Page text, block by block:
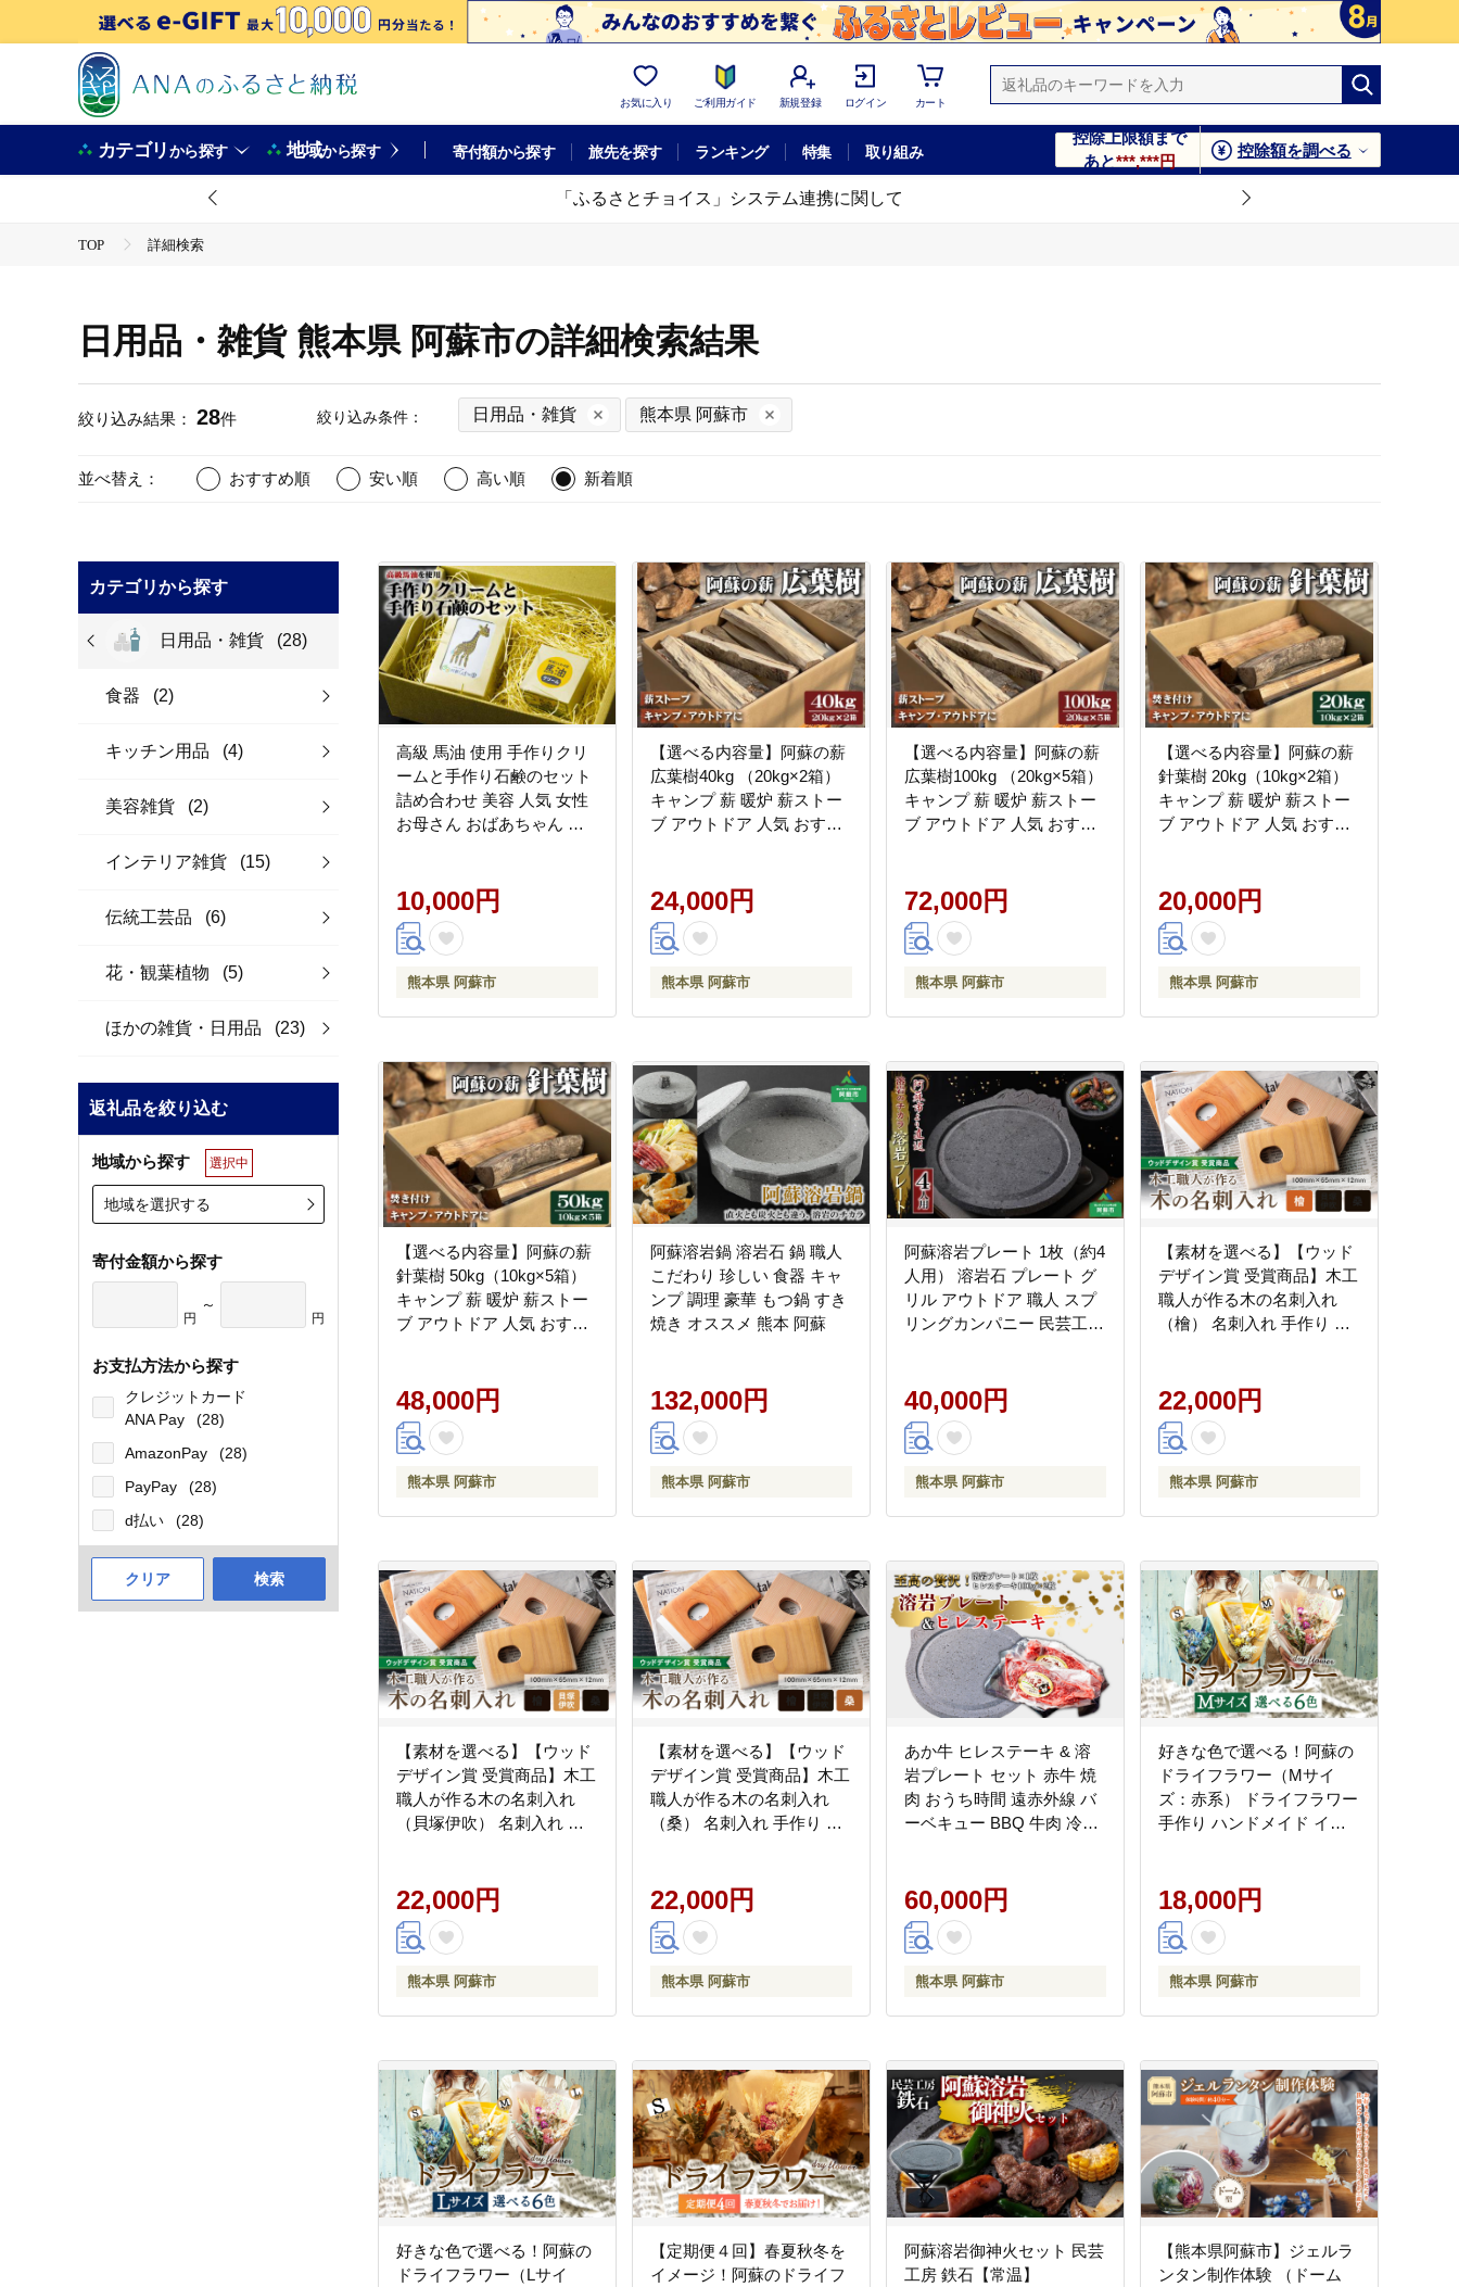
お気に入り ご利用ガイド 新規登録 ログイン カート
カテゴリから探す 地域から探す 寄付額から探す 旅先を探す ランキング 特集 取り組み
控除上限額まで
あと***,***円
控除額を調べる
「ふるさとチョイス」システム連携に関して
TOP 詳細検索
日用品・雑貨 熊本県 阿蘇市の詳細検索結果
絞り込み結果： 28件 絞り込み条件： 日用品・雑貨 熊本県 阿蘇市
並べ替え： おすすめ順 安い順 高い順 新着順
カテゴリから探す
日用品・雑貨 (28)
食器 (2)
キッチン用品 (4)
美容雑貨 (2)
インテリア雑貨 (15)
伝統工芸品 (6)
花・観葉植物 (5)
ほかの雑貨・日用品 (23)
返礼品を絞り込む
地域から探す 選択中
地域を選択する
寄付金額から探す
円
～
円
お支払方法から探す
クレジットカード
ANA Pay
(28)
AmazonPay
(28)
PayPay
(28)
d払い
(28)
クリア 検索
高級 馬油 使用 手作りクリ
ームと手作り石鹸のセット
詰め合わせ 美容 人気 女性
お母さん おばあちゃん お
希 喜寿 傘寿 米寿 お中元 御
歳暮 プレゼント 贈答用 熊
本県 阿蘇市
10,000円
熊本県 阿蘇市
【選べる内容量】阿蘇の薪
広葉樹40kg （20kg×2箱）
キャンプ 薪 暖炉 薪ストー
ブ アウトドア 人気 おすす
本 阿蘇
24,000円
熊本県 阿蘇市
【選べる内容量】阿蘇の薪
広葉樹100kg （20kg×5箱）
キャンプ 薪 暖炉 薪ストー
ブ アウトドア 人気 おすす
本 阿蘇
72,000円
熊本県 阿蘇市
【選べる内容量】阿蘇の薪
針葉樹 20kg（10kg×2箱）
キャンプ 薪 暖炉 薪ストー
ブ アウトドア 人気 おすす
20,000円
熊本県 阿蘇市
【選べる内容量】阿蘇の薪
針葉樹 50kg（10kg×5箱）
キャンプ 薪 暖炉 薪ストー
ブ アウトドア 人気 おすす
48,000円
熊本県 阿蘇市
阿蘇溶岩鍋 溶岩石 鍋 職人
こだわり 珍しい 食器 キャ
ンプ 調理 豪華 もつ鍋 すき
焼き オススメ 熊本 阿蘇
132,000円
熊本県 阿蘇市
阿蘇溶岩プレート 1枚（約4
人用） 溶岩石 プレート グ
リル アウトドア 職人 スプ
リングカンパニー 民芸工房
BBQ 焼肉 調理 熊本県 阿蘇
市
40,000円
熊本県 阿蘇市
【素材を選べる】【ウッド
デザイン賞 受賞商品】木工
職人が作る木の名刺入れ
（檜） 名刺入れ 手作り 職
22,000円
熊本県 阿蘇市
【素材を選べる】【ウッド
デザイン賞 受賞商品】木工
職人が作る木の名刺入れ
（貝塚伊吹） 名刺入れ 手
市
22,000円
熊本県 阿蘇市
【素材を選べる】【ウッド
デザイン賞 受賞商品】木工
職人が作る木の名刺入れ
（桑） 名刺入れ 手作り 職
22,000円
熊本県 阿蘇市
あか牛 ヒレステーキ & 溶
岩プレート セット 赤牛 焼
肉 おうち時間 遠赤外線 バ
ーベキュー BBQ 牛肉 冷凍
くだけ ジューシー ディナ
ー 夕食 贈答用 贈り物 ギフ
ト ごちそう 熊本県 阿蘇市
60,000円
熊本県 阿蘇市
好きな色で選べる！阿蘇の
ドライフラワー（Mサイ
ズ：赤系） ドライフラワー
手作り ハンドメイド イン
綺麗 熊本 阿蘇
18,000円
熊本県 阿蘇市
好きな色で選べる！阿蘇の
ドライフラワー（Lサイ
【定期便４回】春夏秋冬を
イメージ！阿蘇のドライフ
阿蘇溶岩御神火セット 民芸
工房 鉄石【常温】
【熊本県阿蘇市】ジェルラ
ンタン制作体験 （ドーム